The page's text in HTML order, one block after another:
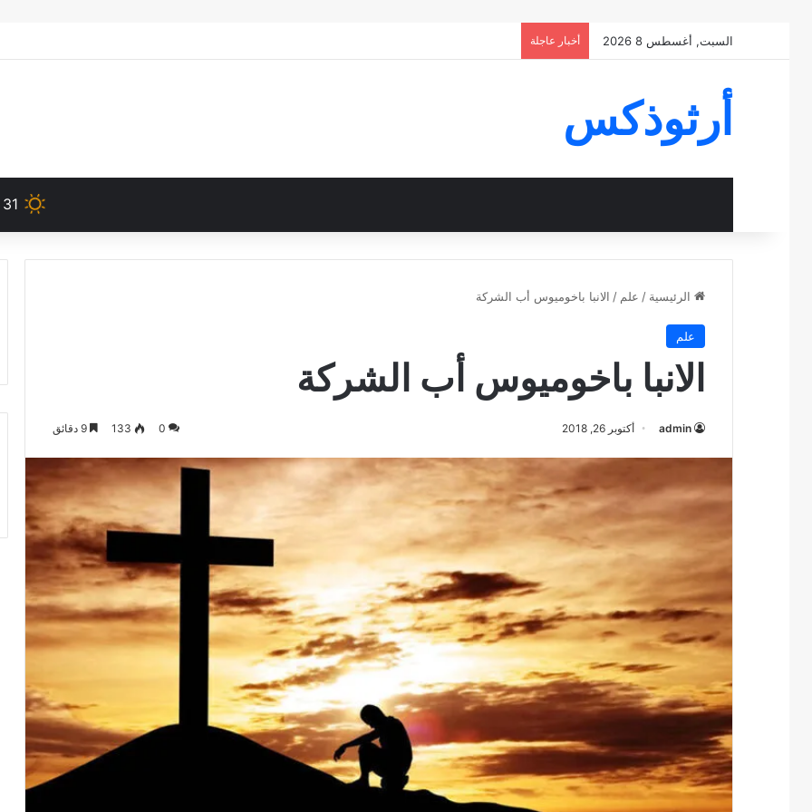
السبت, أغسطس 8 2026 أخبار عاجلة
أرثوذكس
31
الرئيسية / علم / الانبا باخوميوس أب الشركة
علم
الانبا باخوميوس أب الشركة
admin أكتوبر 26, 2018 0
133